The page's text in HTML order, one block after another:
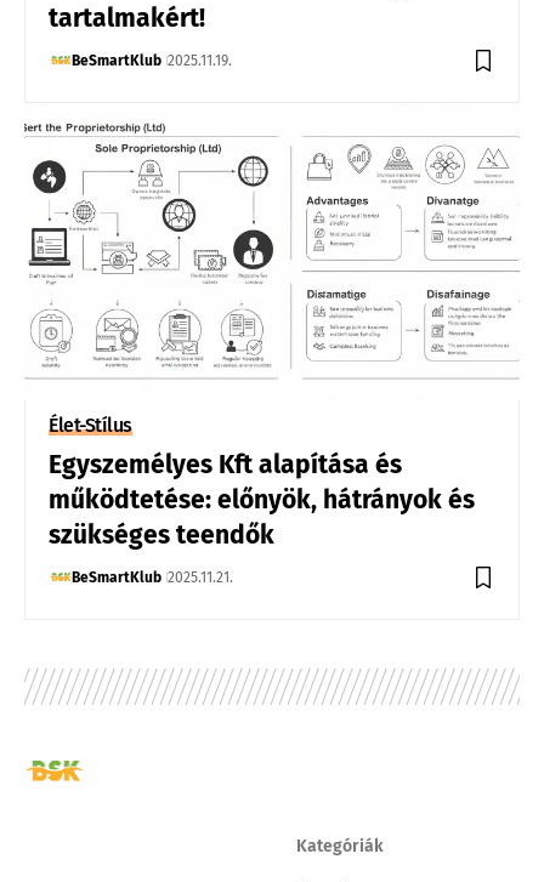
tartalmakért!
BeSmartKlub 2025.11.19.
Élet-Stílus
Egyszemélyes Kft alapítása és
működtetése: előnyök, hátrányok és
szükséges teendők
BeSmartKlub 2025.11.21.
Kategóriák